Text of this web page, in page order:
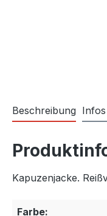
Beschreibung
Kapuzenjacke.
Farbe: